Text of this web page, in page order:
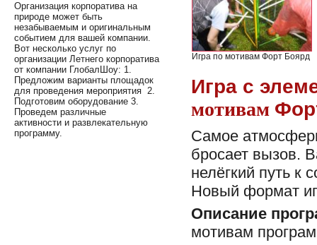
Игра по мотивам Форт Боярд
Игра с
мотивам
Самое
бросает вызов.
нелёгкий путь к
Новый формат
Описание
мотивам
Организация корпоратива на
природе может быть
незабываемым и оригинальным
событием для вашей компании.
Вот несколько услуг по
организации Летнего корпоратива
от компании ГлобалШоу: 1.
Предложим варианты площадок
для проведения мероприятия 2.
Подготовим оборудование 3.
Проведем различные
активности и развлекательную
программу.